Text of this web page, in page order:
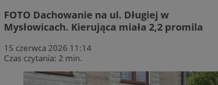
FOTO Dachowanie na ul. Długiej w
Mysłowicach. Kierująca miała 2,2 promila
15 czerwca 2026 11:14
Czas czytania: 2 min.